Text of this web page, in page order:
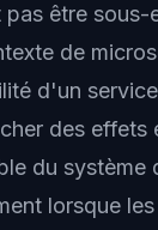
pas être sous-
de
d'un
des effets
du système
lorsque